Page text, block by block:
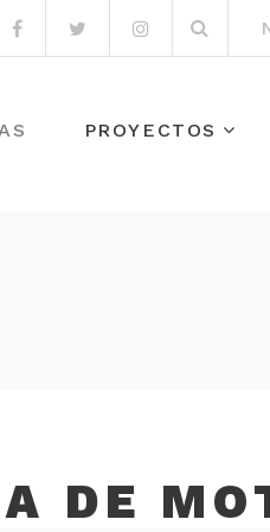
FacebookTwitterInstagram
por:
PROYECTOS
DE